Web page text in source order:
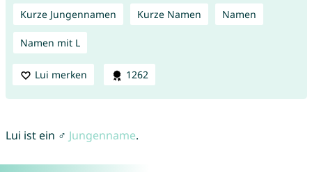
Kurze Jungennamen Kurze Namen Namen
Namen mit L
Lui merken 1262
Lui ist ein ♂ Jungenname.